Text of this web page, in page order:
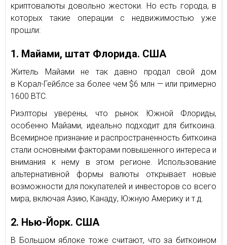
криптовалюты довольно жестоки. Но есть города, в
которых такие операции с недвижимостью уже
прошли:
1. Майами, штат Флорида. США
Житель Майами не так давно продал свой дом
в Корал-Гейблсе за более чем $6 млн — или примерно
1600 BTC.
Риэлторы уверены, что рынок Южной Флориды,
особенно Майами, идеально подходит для биткоина.
Всемирное признание и распространенность биткоина
стали основными факторами повышенного интереса и
внимания к нему в этом регионе. Использование
альтернативной формы валюты открывает новые
возможности для покупателей и инвесторов со всего
мира, включая Азию, Канаду, Южную Америку и т.д.
2. Нью-Йорк. США
В Большом яблоке тоже считают, что за биткоином